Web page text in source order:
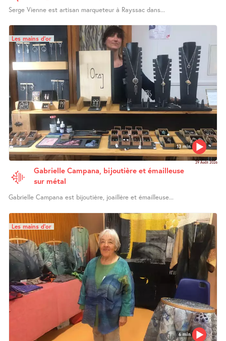
Serge Vienne est artisan marqueteur à Rayssac dans...
13 min
Les mains d’or
29 Août 2026
Gabrielle Campana, bijoutière et émailleuse
sur métal
Gabrielle Campana est bijoutière, joaillère et émailleuse...
6 min
Les mains d’or